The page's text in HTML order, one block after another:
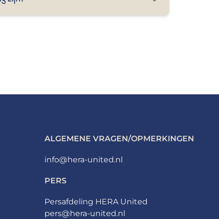
ALGEMENE VRAGEN/OPMERKINGEN
info@hera-united.nl
PERS
Persafdeling HERA United
pers@hera-united.nl